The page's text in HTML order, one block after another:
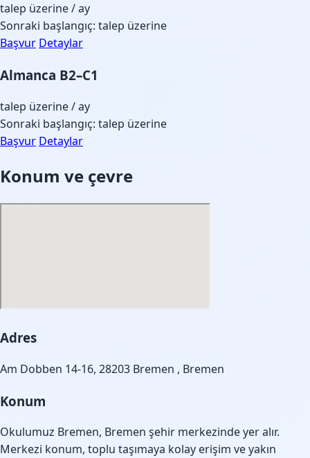
talep üzerine/ ay
Sonraki başlangıç: talep üzerine
Başvur Detaylar
Almanca B2–C1
talep üzerine/ ay
Sonraki başlangıç: talep üzerine
Başvur Detaylar
Konum ve çevre
Adres
Am Dobben 14-16, 28203 Bremen , Bremen
Konum
Okulumuz Bremen, Bremen şehir merkezinde yer alır.
Merkezi konum, toplu taşımaya kolay erişim ve yakın